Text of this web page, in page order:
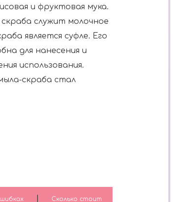
и фруктовая мука.
служит молочное
является суфле. Его
для нанесения и
использования.
скраба стал
Сколько стоит